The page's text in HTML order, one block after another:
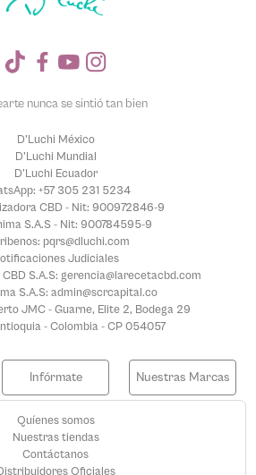
nunca se sintió tan bien
D'Luchi México
D'Luchi Mundial
D'Luchi Ecuador
+57 305 231 5234
CBD - Nit: 900972846-9
S.A.S - Nit: 900784595-9
pqrs@dluchi.com
Judiciales
S.A.S: gerencia@larecetacbd.com
S.A.S: admin@scrcapital.co
JMC - Guarne, Elite 2, Bodega 29
- Colombia - CP 054057
Infórmate Nuestras Marcas
Quíenes somos
Nuestras tiendas
Contáctanos
Oficiales